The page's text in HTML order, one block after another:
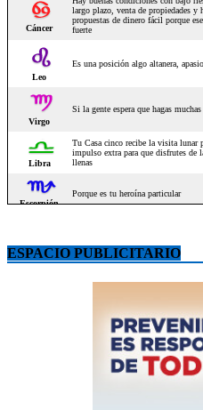
ESPACIO PUBLICITARIO